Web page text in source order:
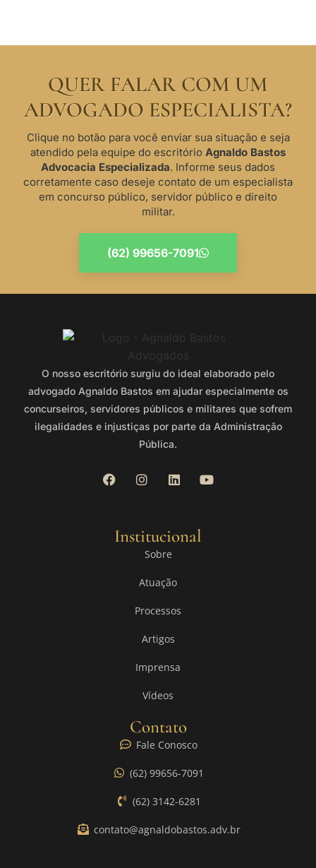
QUER FALAR COM UM
ADVOGADO ESPECIALISTA?
Clique no botão para você enviar sua situação e seja
atendido pela equipe do escritório Agnaldo Bastos
Advocacia Especializada. Informe seus dados
corretamente caso deseje contato de um especialista
em concurso público, servidor público e direito
militar.
(62) 99656-7091
O nosso escritório surgiu do ideal elaborado pelo
advogado Agnaldo Bastos em ajudar especialmente os
concurseiros, servidores públicos e militares que sofrem
ilegalidades e injustiças por parte da Administração
Pública.
Institucional
Sobre
Atuação
Processos
Artigos
Imprensa
Vídeos
Contato
Fale Conosco
(62) 99656-7091
(62) 3142-6281
contato@agnaldobastos.adv.br